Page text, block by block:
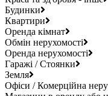
Будинки
Квартири
Оренда кімнат
Обмін нерухомості
Оренда нерухомості
Гаражі / Стоянки
Земля
Офіси / Комерційна